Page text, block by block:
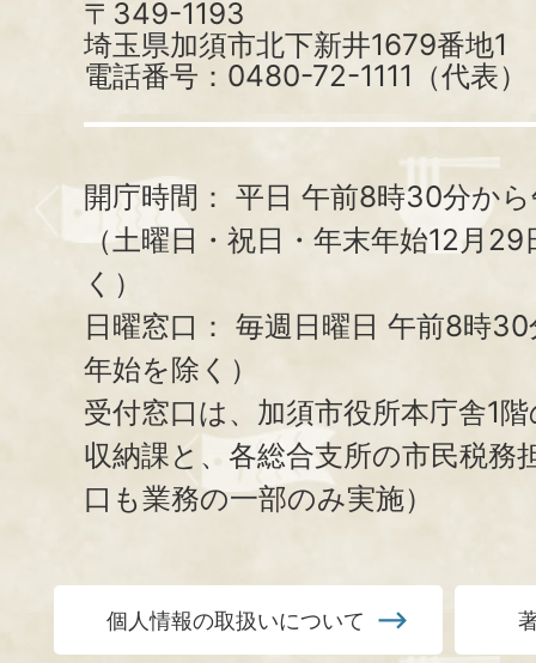
〒349-1193
埼玉県加須市北下新井1679番地1
電話番号：0480-72-1111（代表）
開庁時間： 平日 午前8時30分か
（土曜日・祝日・年末年始12月
く）
日曜窓口： 毎週日曜日 午前8時
年始を除く）
受付窓口は、加須市役所本庁舎1
収納課と、 各総合支所の市民税務
口も業務の一部のみ実施）
個人情報の取扱いについて